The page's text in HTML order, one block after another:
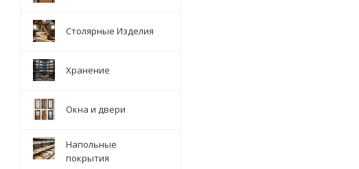
Столярные Изделия
Хранение
Окна и двери
Напольные
покрытия